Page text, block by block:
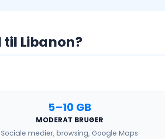
Libanon?
5–10 GB
MODERAT BRUGER
Sociale medier, browsing, Google Maps